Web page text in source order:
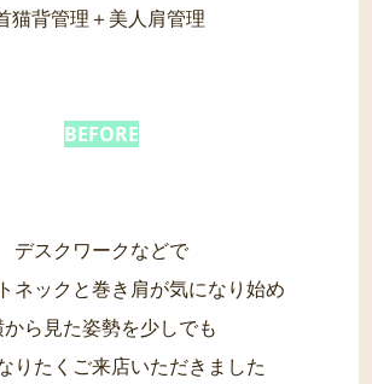
猫背管理＋美人肩管理
BEFORE
デスクワークなどで
ネックと巻き肩が気になり始め
から見た姿勢を少しでも
りたくご来店いただきました